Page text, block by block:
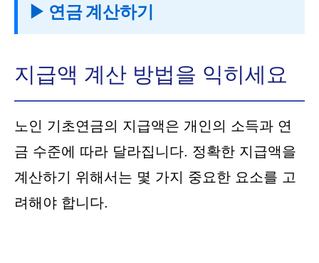
▶ 연금 계산하기
지급액 계산 방법을 익히세요
노인 기초연금의 지급액은 개인의 소득과 연
금 수준에 따라 달라집니다. 정확한 지급액을
계산하기 위해서는 몇 가지 중요한 요소를 고
려해야 합니다.